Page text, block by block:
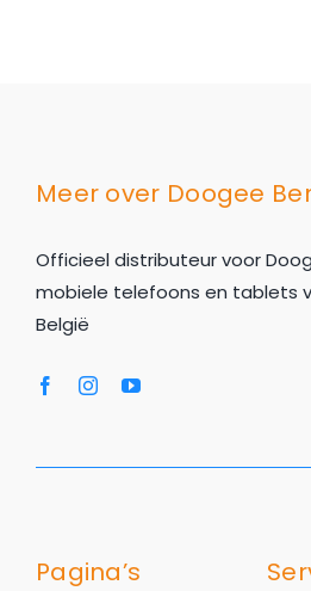
Meer over Doogee
Officieel distributeur voor
mobiele telefoons en tablets
België
Pagina’s